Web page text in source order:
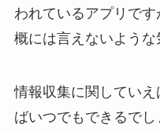
われているアプリで
概には言えないような
情報収集に関していえ
ばいつでもできるで